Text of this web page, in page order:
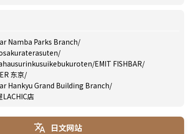
Namba Parks Branch/
/
/EMIT FISHBAR/
东京/
Hankyu Grand Building Branch/
店
日文网站